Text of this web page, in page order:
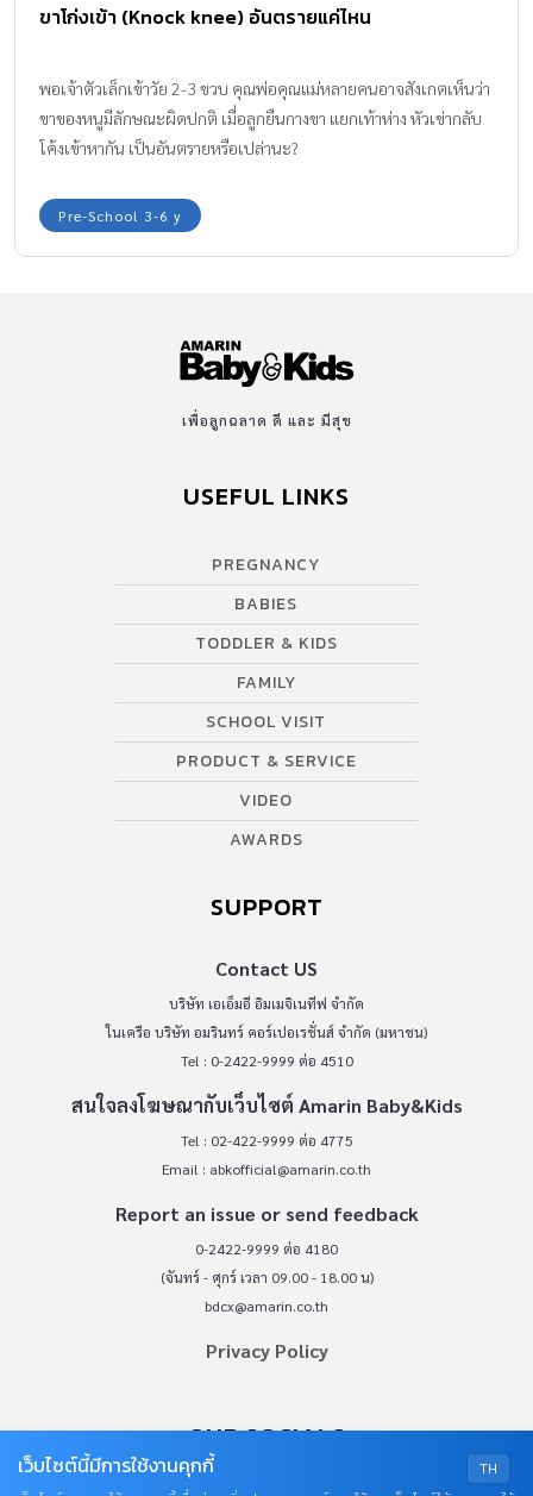
ขาโก่งเข้า (Knock knee) อันตรายแค่ไหน
พอเจ้าตัวเล็กเข้าวัย 2-3 ขวบ คุณพ่อคุณแม่หลายคนอาจสังเกตเห็นว่า
ขาของหนูมีลักษณะผิดปกติ เมื่อลูกยืนกางขา แยกเท้าห่าง หัวเข่ากลับ
โค้งเข้าหากัน เป็นอันตรายหรือเปล่านะ?
Pre-School 3-6 y
เพื่อลูกฉลาด ดี และ มีสุข
USEFUL LINKS
PREGNANCY
BABIES
TODDLER & KIDS
FAMILY
SCHOOL VISIT
PRODUCT & SERVICE
VIDEO
AWARDS
SUPPORT
Contact US
บริษัท เอเอ็มอี อิมเมจิเนทีฟ จำกัด
ในเครือ บริษัท อมรินทร์ คอร์เปอเรชั่นส์ จำกัด (มหาชน)
Tel : 0-2422-9999 ต่อ 4510
สนใจลงโฆษณากับเว็บไซต์ Amarin Baby&Kids
Tel : 02-422-9999 ต่อ 4775
Email : abkofficial@amarin.co.th
Report an issue or send feedback
0-2422-9999 ต่อ 4180
(จันทร์ - ศุกร์ เวลา 09.00 - 18.00 น)
bdcx@amarin.co.th
Privacy Policy
OUR SOCIALS
TH
เว็บไซต์นี้มีการใช้งานคุกกี้